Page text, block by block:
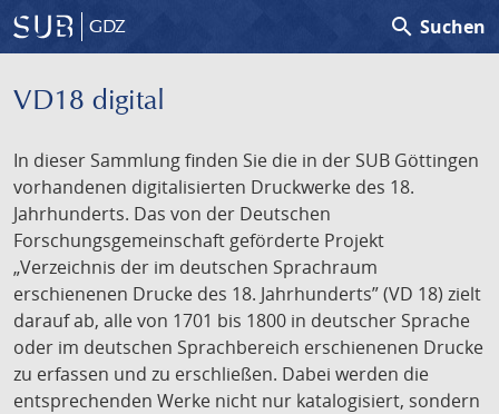
GDZ search Suchen
VD18 digital
In dieser Sammlung finden Sie die in der SUB Göttingen
vorhandenen digitalisierten Druckwerke des 18.
Jahrhunderts. Das von der Deutschen
Forschungsgemeinschaft geförderte Projekt
„Verzeichnis der im deutschen Sprachraum
erschienenen Drucke des 18. Jahrhunderts” (VD 18) zielt
darauf ab, alle von 1701 bis 1800 in deutscher Sprache
oder im deutschen Sprachbereich erschienenen Drucke
zu erfassen und zu erschließen. Dabei werden die
entsprechenden Werke nicht nur katalogisiert, sondern